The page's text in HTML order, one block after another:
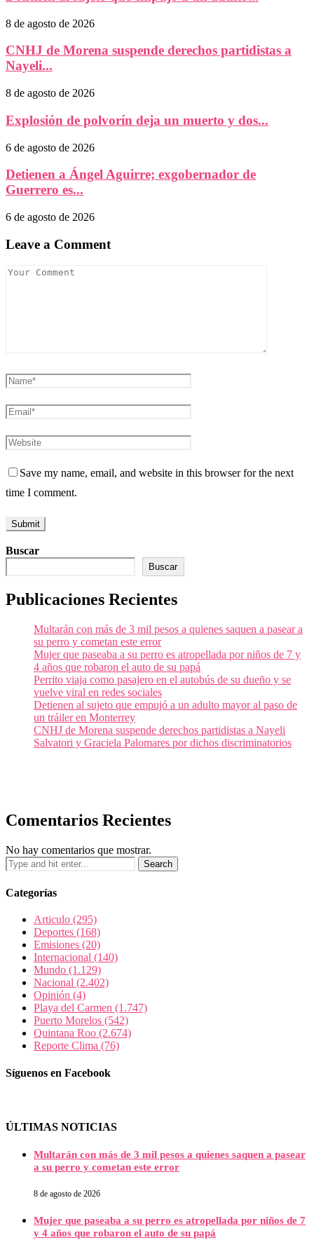
8 de agosto de 2026
CNHJ de Morena suspende derechos partidistas a
Nayeli...
8 de agosto de 2026
Explosión de polvorín deja un muerto y dos...
6 de agosto de 2026
Detienen a Ángel Aguirre; exgobernador de
Guerrero es...
6 de agosto de 2026
Leave a Comment
Save my name, email, and website in this browser for the next
time I comment.
Buscar
Buscar
Publicaciones Recientes
Multarán con más de 3 mil pesos a quienes saquen a pasear a
su perro y cometan este error
Mujer que paseaba a su perro es atropellada por niños de 7 y
4 años que robaron el auto de su papá
Perrito viaja como pasajero en el autobús de su dueño y se
vuelve viral en redes sociales
Detienen al sujeto que empujó a un adulto mayor al paso de
un tráiler en Monterrey
CNHJ de Morena suspende derechos partidistas a Nayeli
Salvatori y Graciela Palomares por dichos discriminatorios
Comentarios Recientes
No hay comentarios que mostrar.
Categorías
Articulo (295)
Deportes (168)
Emisiones (20)
Internacional (140)
Mundo (1.129)
Nacional (2.402)
Opinión (4)
Playa del Carmen (1.747)
Puerto Morelos (542)
Quintana Roo (2.674)
Reporte Clima (76)
Síguenos en Facebook
ÚLTIMAS NOTICIAS
Multarán con más de 3 mil pesos a quienes saquen a pasear
a su perro y cometan este error
8 de agosto de 2026
Mujer que paseaba a su perro es atropellada por niños de 7
y 4 años que robaron el auto de su papá